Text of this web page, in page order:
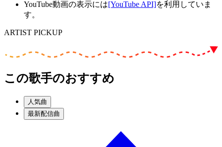
YouTube動画の表示には[YouTube API]を利用していま
す。
ARTIST PICKUP
この歌手のおすすめ
人気曲
最新配信曲